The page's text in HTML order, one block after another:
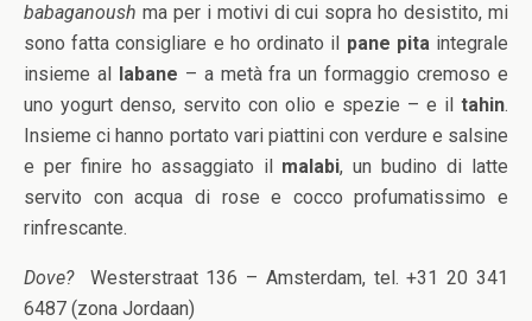
babaganoush ma per i motivi di cui sopra ho desistito, mi
sono fatta consigliare e ho ordinato il pane pitaintegrale
insieme al labane – a metà fra un formaggio cremoso e
uno yogurt denso, servito con olio e spezie – e il tahin.
Insieme ci hanno portato vari piattini con verdure e salsine
e per finire ho assaggiato il malabi, un budino di latte
servito con acqua di rose e cocco profumatissimo e
rinfrescante.
Dove?
Westerstraat 136 – Amsterdam, tel. +31 20 341
6487 (zona Jordaan)